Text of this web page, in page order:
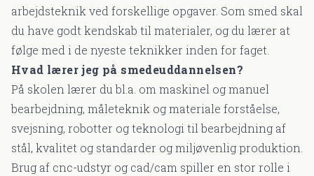
arbejdsteknik ved forskellige opgaver. Som smed skal
du have godt kendskab til materialer, og du lærer at
følge med i de nyeste teknikker inden for faget.
Hvad lærer jeg på smedeuddannelsen?
På skolen lærer du bl.a. om maskinel og manuel
bearbejdning, måleteknik og materiale forståelse,
svejsning, robotter og teknologi til bearbejdning af
stål, kvalitet og standarder og miljøvenlig produktion.
Brug af cnc-udstyr og cad/cam spiller en stor rolle i